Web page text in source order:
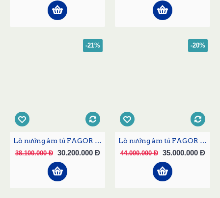
-21%
Lò nướng âm tủ FAGOR 6H-760BX
38.100.000 Đ 30.200.000 Đ
-20%
Lò nướng âm tủ FAGOR 6H-876ATCX
44.000.000 Đ 35.000.000 Đ